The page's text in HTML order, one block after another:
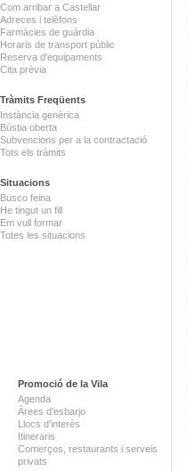
Com arribar a Castellar
Adreces i telèfons
Farmàcies de guàrdia
Horaris de transport públic
Reserva d'equipaments
Cita prèvia
Tràmits Freqüents
Instància genèrica
Bústia oberta
Subvencions per a la contractació
Tots els tràmits
Situacions
Busco feina
He tingut un fill
Em vull formar
Totes les situacions
Promoció de la Vila
Agenda
Àrees d'esbarjo
Llocs d'interès
Itineraris
Comerços, restaurants i serveis
privats